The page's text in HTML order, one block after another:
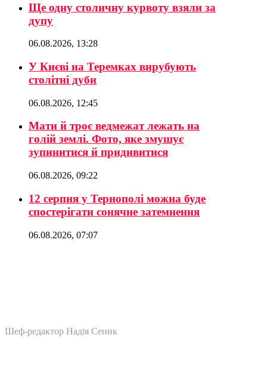
Ще одну столичну курвоту взяли за
дупу
06.08.2026, 13:28
У Києві на Теремках вирубують
столітні дуби
06.08.2026, 12:45
Мати й троє ведмежат лежать на
голій землі. Фото, яке змушує
зупинитися й придивитися
06.08.2026, 09:22
12 серпня у Тернополі можна буде
спостерігати сонячне затемнення
06.08.2026, 07:07
Шеф-редактор Надія Сеник